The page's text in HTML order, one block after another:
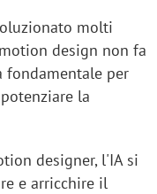
molti
design non fa
fondamentale per
la
designer, l'IA si
e arricchire il